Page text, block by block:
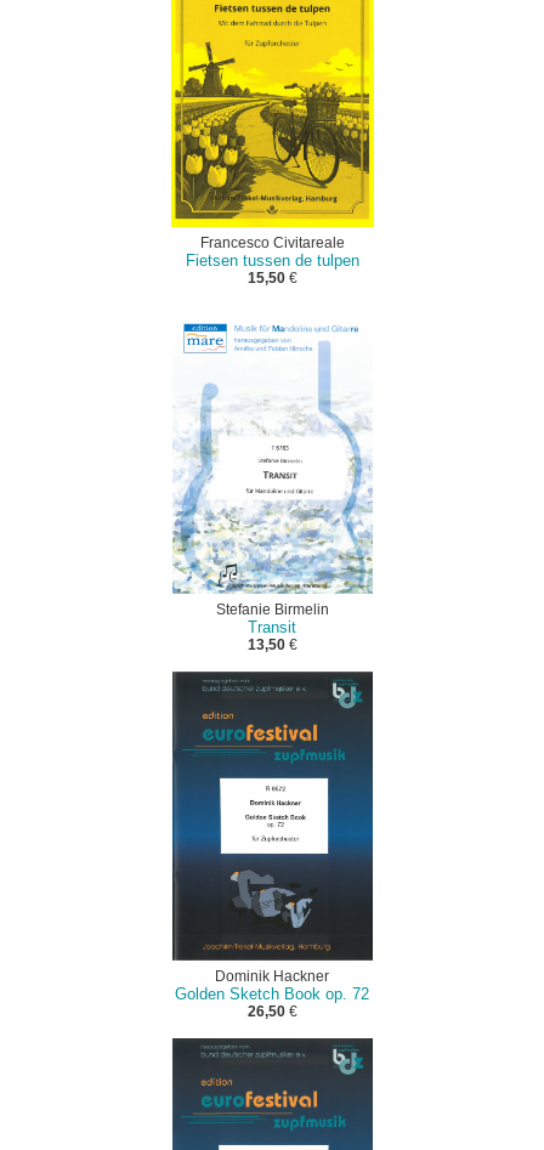
Francesco Civitareale
Fietsen tussen de tulpen
15,50€
Stefanie Birmelin
Transit
13,50€
Dominik Hackner
Golden Sketch Book op. 72
26,50€